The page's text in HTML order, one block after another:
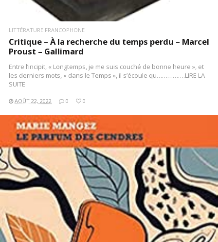
LITTÉRATURE FRANCOPHONE
Critique – À la recherche du temps perdu – Marcel
Proust – Gallimard
Entre l’incipit, « Longtemps, je me suis couché de bonne heure », et
les derniers mots, « dans le Temps », il s’écoule qu…………….LIRE LA
SUITE
AOÛT 22, 2022 0 0